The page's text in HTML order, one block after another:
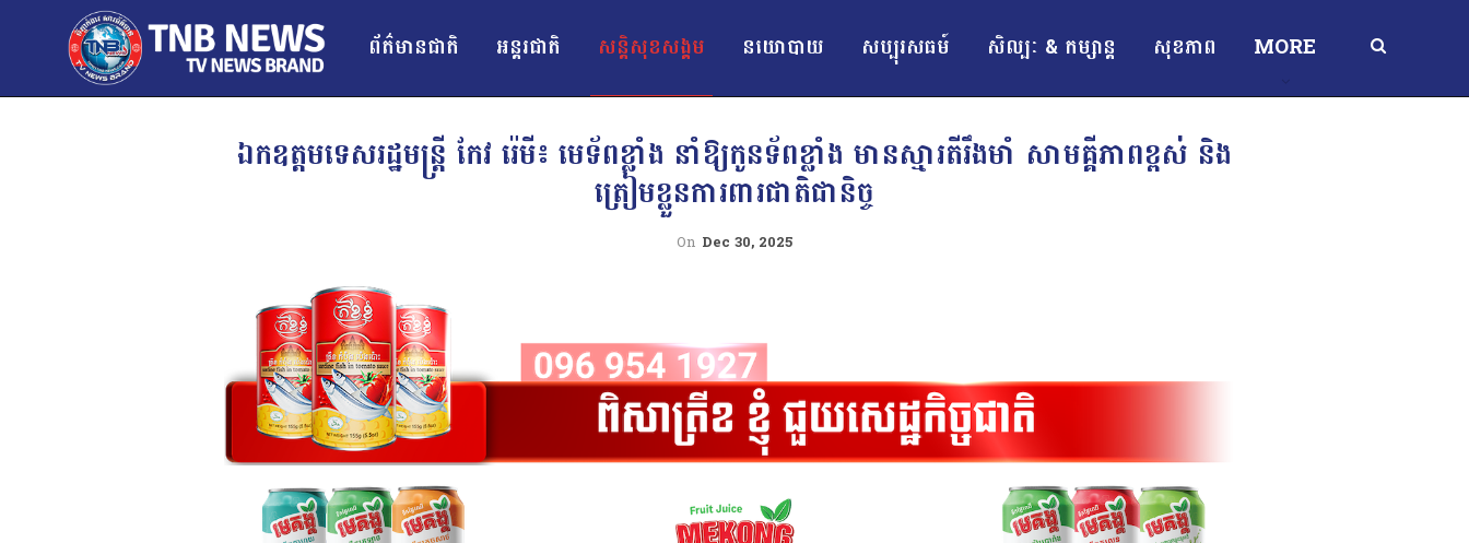
ព័ត៌មានជាតិ អន្ដរជាតិ សន្តិសុខសង្គម នយោបាយ សប្បុរសធម៍ សិល្បៈ & កម្សាន្ត សុខភាព MORE
ឯកឧត្តមទេសរដ្ឋមន្រ្តី កែវ រ៉េមី៖ មេទ័ពខ្លាំង នាំឱ្យកូនទ័ពខ្លាំង មានស្មារតីរឹងមាំ សាមគ្គីភាពខ្ពស់ និង
ត្រៀមខ្លួនការពារជាតិជានិច្ច
On Dec 30, 2025